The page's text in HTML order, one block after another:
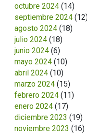
octubre 2024 (14)
septiembre 2024
agosto 2024 (18)
julio 2024 (18)
junio 2024 (6)
mayo 2024 (10)
abril 2024 (10)
marzo 2024 (15)
febrero 2024 (11)
enero 2024 (17)
diciembre 2023 (19)
noviembre 2023 (16)